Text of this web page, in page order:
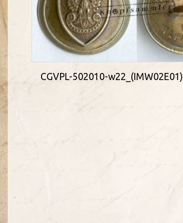
CGVPL-502010-w22_(IMW02E01)